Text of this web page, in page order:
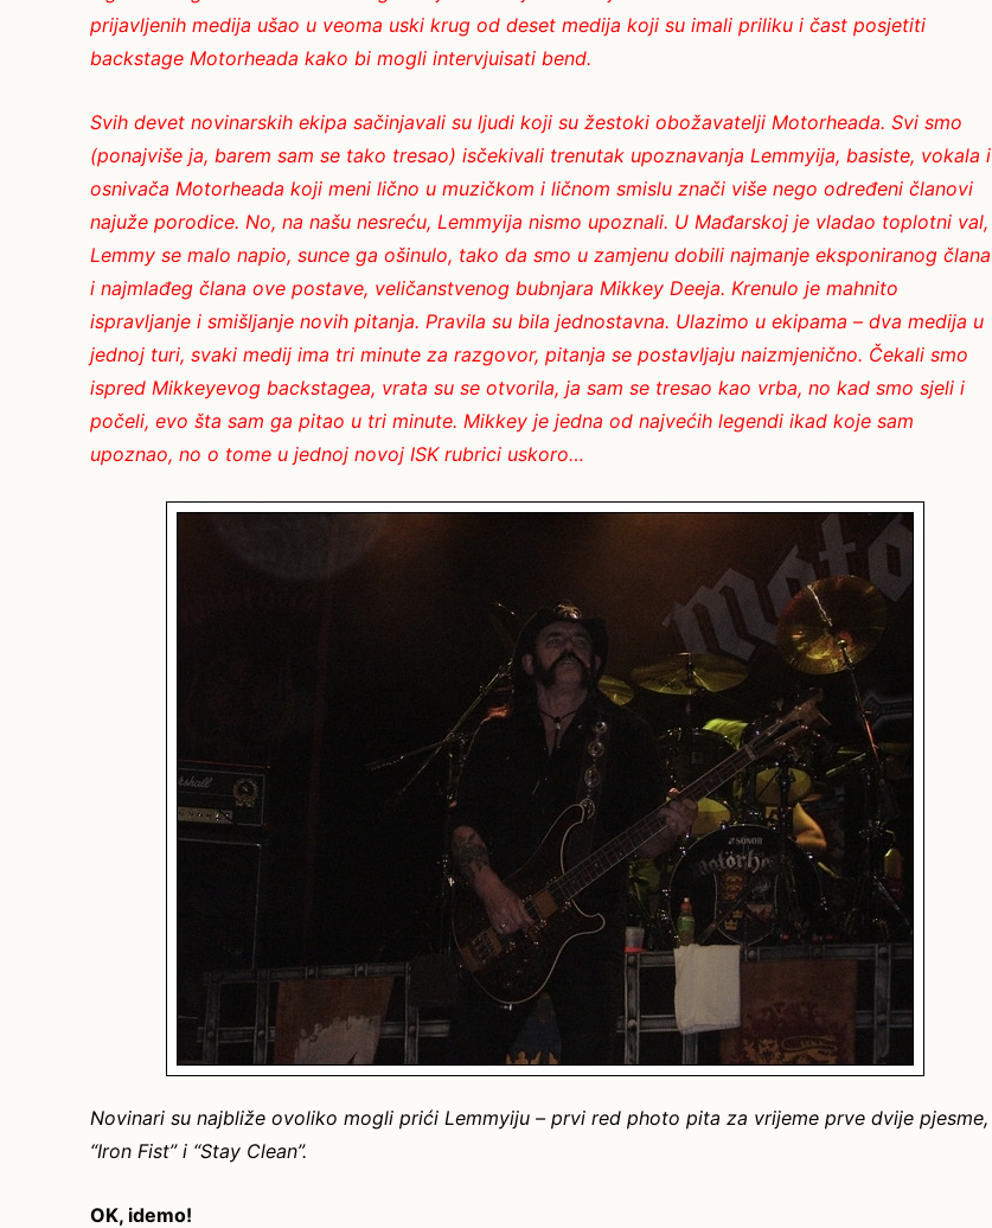
prijavljenih medija ušao u veoma uski krug od deset medija koji su imali priliku i čast posjetiti
backstage Motorheada kako bi mogli intervjuisati bend.
Svih devet novinarskih ekipa sačinjavali su ljudi koji su žestoki obožavatelji Motorheada. Svi smo
(ponajviše ja, barem sam se tako tresao) isčekivali trenutak upoznavanja Lemmyija, basiste, vokala i
osnivača Motorheada koji meni lično u muzičkom i ličnom smislu znači više nego određeni članovi
najuže porodice. No, na našu nesreću, Lemmyija nismo upoznali. U Mađarskoj je vladao toplotni val,
Lemmy se malo napio, sunce ga ošinulo, tako da smo u zamjenu dobili najmanje eksponiranog člana
i najmlađeg člana ove postave, veličanstvenog bubnjara Mikkey Deeja. Krenulo je mahnito
ispravljanje i smišljanje novih pitanja. Pravila su bila jednostavna. Ulazimo u ekipama – dva medija u
jednoj turi, svaki medij ima tri minute za razgovor, pitanja se postavljaju naizmjenično. Čekali smo
ispred Mikkeyevog backstagea, vrata su se otvorila, ja sam se tresao kao vrba, no kad smo sjeli i
počeli, evo šta sam ga pitao u tri minute. Mikkey je jedna od najvećih legendi ikad koje sam
upoznao, no o tome u jednoj novoj ISK rubrici uskoro…
Novinari su najbliže ovoliko mogli prići Lemmyiju – prvi red photo pita za vrijeme prve dvije pjesme,
“Iron Fist” i “Stay Clean”.
OK, idemo!